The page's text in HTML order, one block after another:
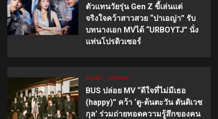
ตัวแทนวัยรุ่น Gen Z ขี้เล่นแต่
จริงใจคว้าสาวสวย “ปาเอญ่า” รับ
บทนางเอก MVได้ “URBOYTJ” นั่ง
แท่นโปรดิวเซอร์
MUSIC UPDATE
BUS ปล่อย MV “ดีใจที่ไม่มีเธอ
(happy)” คว้า ‘ตู-ต้นตะวัน ตันติเวช
กุล’ ร่วมถ่ายทอดความรู้สึกของคน